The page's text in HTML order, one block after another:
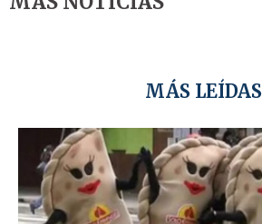
MÁS LEÍDAS